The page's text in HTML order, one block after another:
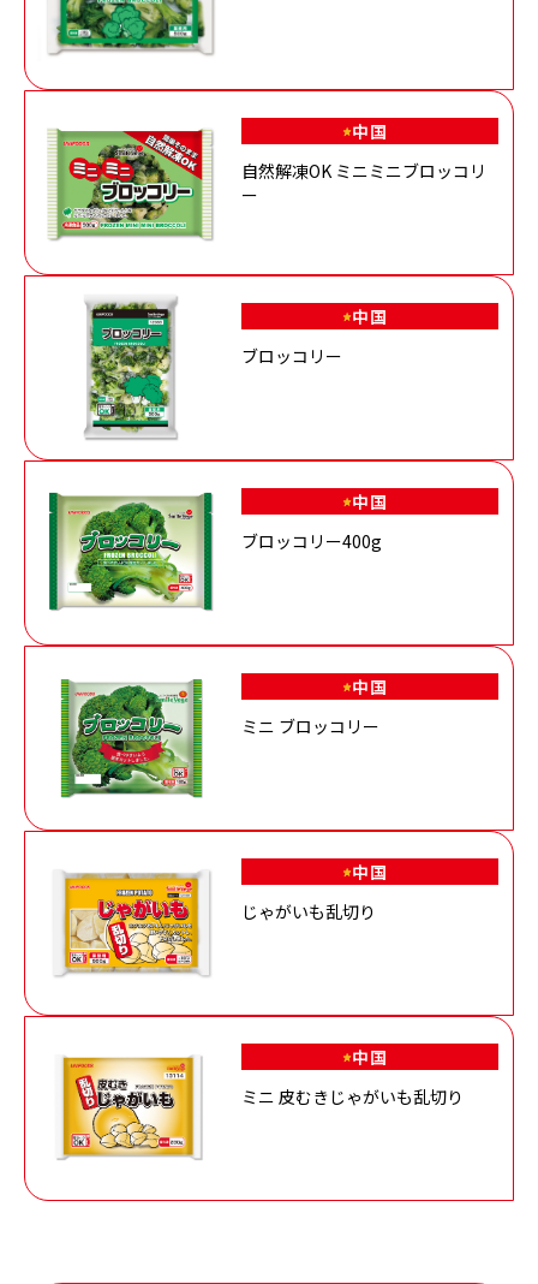
中国
自然解凍OK ミニミニブロッコリ
ー
中国
ブロッコリー
中国
ブロッコリー400g
中国
ミニ ブロッコリー
中国
じゃがいも乱切り
中国
ミニ 皮むきじゃがいも乱切り